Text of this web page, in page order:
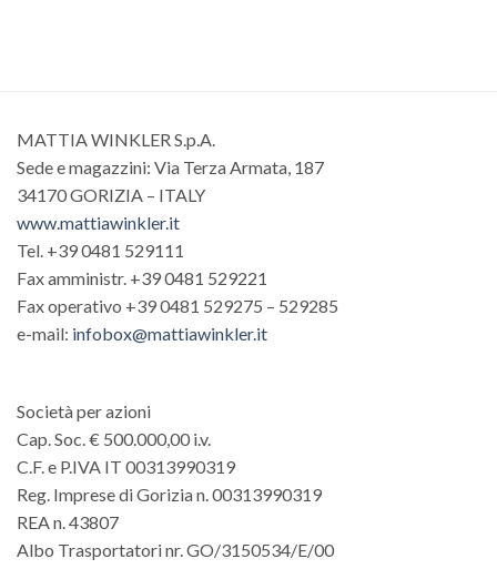
MATTIA WINKLER S.p.A.
Sede e magazzini: Via Terza Armata, 187
34170 GORIZIA – ITALY
www.mattiawinkler.it
Tel. +39 0481 529111
Fax amministr. +39 0481 529221
Fax operativo +39 0481 529275 – 529285
e-mail: infobox@mattiawinkler.it
Società per azioni
Cap. Soc. € 500.000,00 i.v.
C.F. e P.IVA IT 00313990319
Reg. Imprese di Gorizia n. 00313990319
REA n. 43807
Albo Trasportatori nr. GO/3150534/E/00